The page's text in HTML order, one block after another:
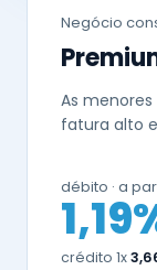
Negócio
As
fatura alto
débito · a
crédito 1x